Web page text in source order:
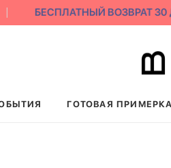
БЕСПЛАТНЫЙ ВОЗВРАТ 30
ГОТОВАЯ ПРИМЕРКА